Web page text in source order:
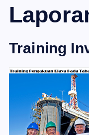
Training